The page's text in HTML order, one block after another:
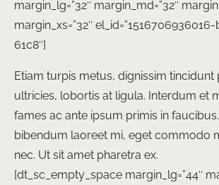
margin_lg=”32″ margin_md=”32″
margin_xs=”32″
61c8″]
Etiam turpis metus, dignissim tincidunt
ultricies, lobortis at ligula. Interdum et
fames ac ante ipsum primis in
bibendum laoreet mi, eget commodo
nec. Ut sit amet pharetra ex.
[dt_sc_empty_space margin_lg=”44″